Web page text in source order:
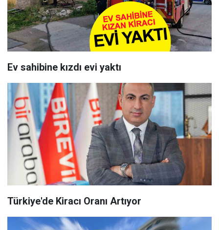
Ev sahibine kızdı evi yaktı
Türkiye'de Kiracı Oranı Artıyor